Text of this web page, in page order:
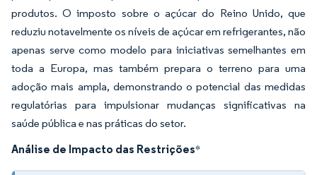
produtos. O imposto sobre o açúcar do Reino Unido, que
reduziu notavelmente os níveis de açúcar em refrigerantes, não
apenas serve como modelo para iniciativas semelhantes em
toda a Europa, mas também prepara o terreno para uma
adoção mais ampla, demonstrando o potencial das medidas
regulatórias para impulsionar mudanças significativas na
saúde pública e nas práticas do setor.
Análise de Impacto das Restrições*